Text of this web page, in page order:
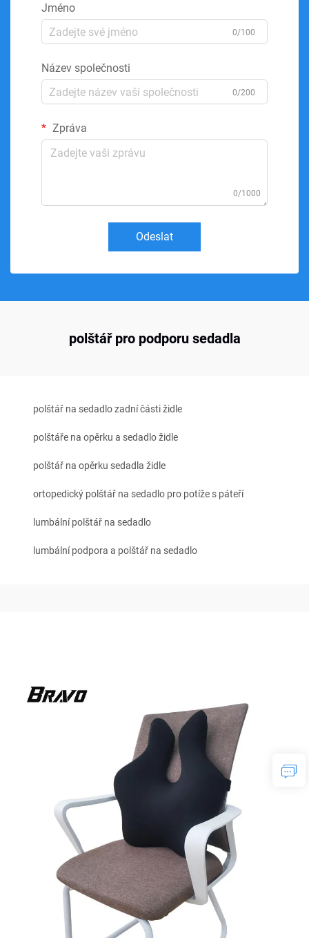
Jméno
0/100
Název společnosti
0/200
Zpráva
0/1000
Odeslat
polštář pro podporu sedadla
polštář na sedadlo zadní části židle
polštáře na opěrku a sedadlo židle
polštář na opěrku sedadla židle
ortopedický polštář na sedadlo pro potíže s páteří
lumbální polštář na sedadlo
lumbální podpora a polštář na sedadlo